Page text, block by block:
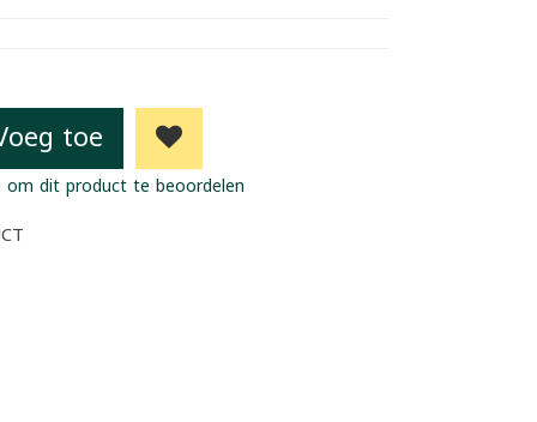
toe
om dit product te beoordelen